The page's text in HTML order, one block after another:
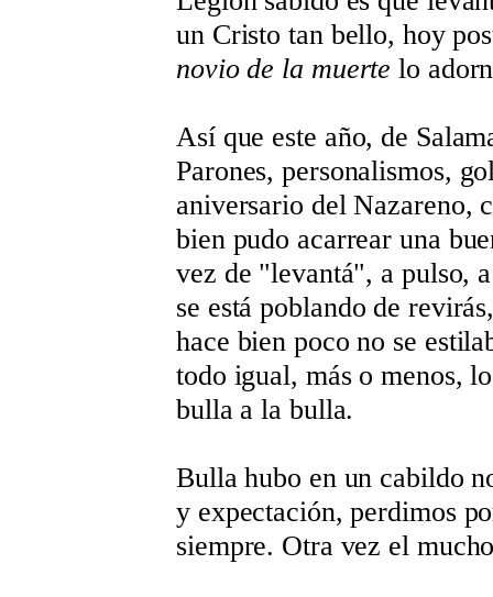
un Cristo tan bello, hoy
novio de la muerte lo
Así que este año, de
Parones, personalismos,
aniversario del Nazareno,
bien pudo acarrear una
vez de "levantá", a pulso,
se está poblando de
hace bien poco no se
todo igual, más o menos,
bulla a la bulla.
Bulla hubo en un cabildo
y expectación, perdimos
siempre. Otra vez el